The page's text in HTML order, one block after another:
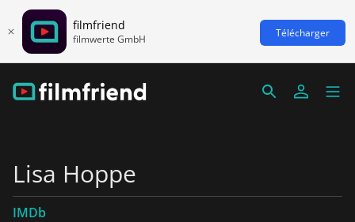
filmfriend
filmwerte GmbH Télécharger
Lisa Hoppe
IMDb